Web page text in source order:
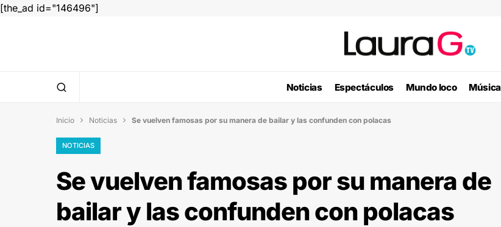
[the_ad id="146496"]
Noticias Espectáculos Mundo loco Música
Inicio  Noticias  Se vuelven famosas por su manera de bailar y las confunden con polacas
NOTICIAS
Se vuelven famosas por su manera de
bailar y las confunden con polacas